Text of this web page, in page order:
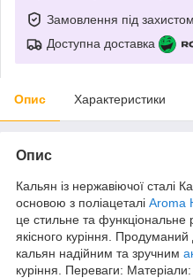
Замовлення під захистом
Доступна доставка
Опис Характеристики
Опис
Кальян із нержавіючої сталі
основою з поліацеталі Aroma
це стильне та функціональне
якісного куріння.
кальян надійним та зручним
куріння. Переваги: